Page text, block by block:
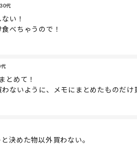
30代
い！
べちゃうので！
とめて！
ないように、メモにまとめたものだけ
決めた物以外買わない。